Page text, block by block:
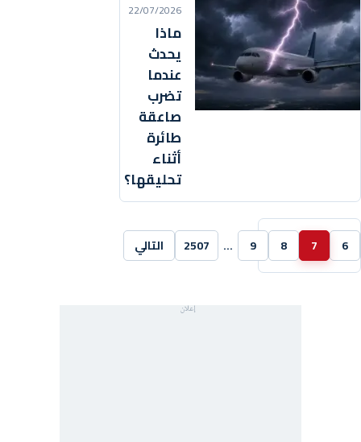
22/07/2026
ماذا
يحدث
عندما
تضرب
صاعقة
طائرة
أثناء
تحليقها؟
6
7
8
9
…
2507 التالي